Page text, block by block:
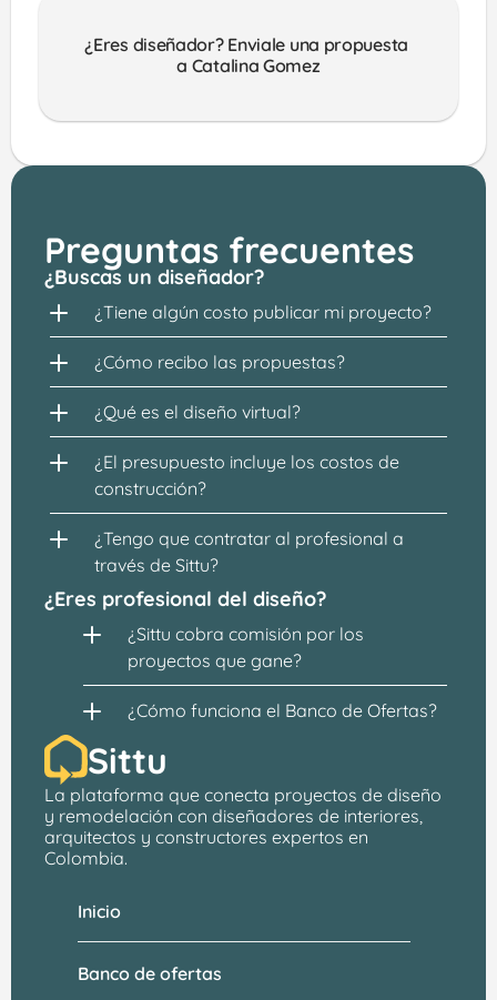
¿Eres diseñador? Enviale una propuesta
a Catalina Gomez
Preguntas frecuentes
¿Buscas un diseñador?
¿Tiene algún costo publicar mi proyecto?
¿Cómo recibo las propuestas?
¿Qué es el diseño virtual?
¿El presupuesto incluye los costos de
construcción?
¿Tengo que contratar al profesional a
través de Sittu?
¿Eres profesional del diseño?
¿Sittu cobra comisión por los
proyectos que gane?
¿Cómo funciona el Banco de Ofertas?
Sittu
La plataforma que conecta proyectos de diseño
y remodelación con diseñadores de interiores,
arquitectos y constructores expertos en
Colombia.
Banco de ofertas
Inicio